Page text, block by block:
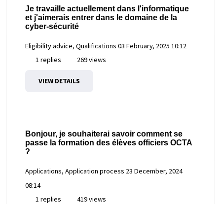
Je travaille actuellement dans l'informatique
et j'aimerais entrer dans le domaine de la
cyber-sécurité
Eligibility advice, Qualifications 03 February, 2025 10:12
1 replies
269 views
VIEW DETAILS
Bonjour, je souhaiterai savoir comment se
passe la formation des élèves officiers OCTA
?
Applications, Application process 23 December, 2024
08:14
1 replies
419 views